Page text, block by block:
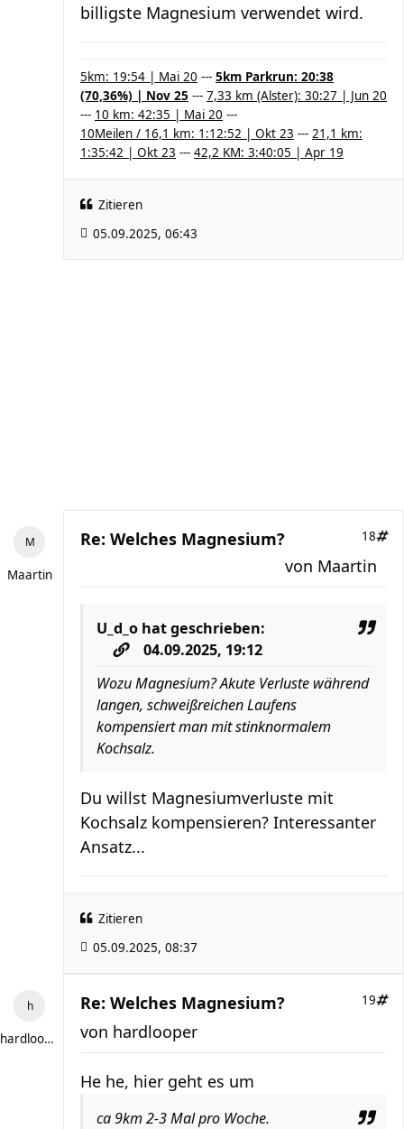
billigste Magnesium verwendet wird.
5km: 19:54 | Mai 20 --- 5km Parkrun: 20:38
(70,36%) | Nov 25 --- 7,33 km (Alster): 30:27 | Jun 20
--- 10 km: 42:35 | Mai 20 ---
10Meilen / 16,1 km: 1:12:52 | Okt 23 --- 21,1 km:
1:35:42 | Okt 23 --- 42,2 KM: 3:40:05 | Apr 19
Zitieren
05.09.2025, 06:43
Maartin
Re: Welches Magnesium? 18
von Maartin
U_d_o hat geschrieben:
04.09.2025, 19:12
Wozu Magnesium? Akute Verluste während
langen, schweißreichen Laufens
kompensiert man mit stinknormalem
Kochsalz.
Du willst Magnesiumverluste mit
Kochsalz kompensieren? Interessanter
Ansatz...
Zitieren
05.09.2025, 08:37
hardlooper
Re: Welches Magnesium? 19
von hardlooper
He he, hier geht es um
ca 9km 2-3 Mal pro Woche.